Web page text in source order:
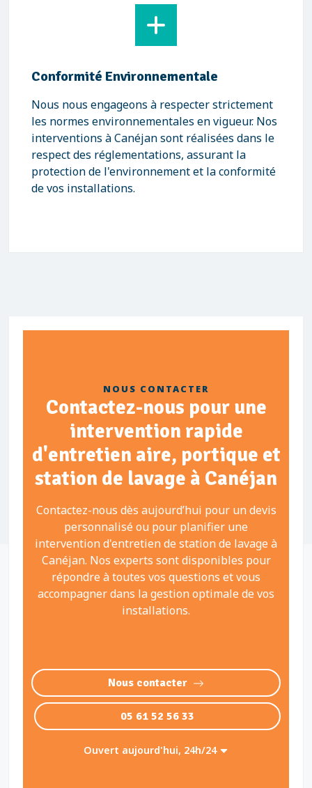
Conformité Environnementale
Nous nous engageons à respecter strictement
les normes environnementales en vigueur. Nos
interventions à Canéjan sont réalisées dans le
respect des réglementations, assurant la
protection de l'environnement et la conformité
de vos installations.
NOUS CONTACTER
Contactez-nous pour une
intervention rapide
d'entretien aire, portique et
station de lavage à Canéjan
Contactez-nous dès aujourd’hui pour un devis
personnalisé ou pour planifier une
intervention d'entretien de station de lavage à
Canéjan. Nos experts sont disponibles pour
répondre à toutes vos questions et vous
accompagner dans la gestion optimale de vos
installations.
Nous contacter
05 61 52 56 33
Ouvert aujourd'hui, 24h/24